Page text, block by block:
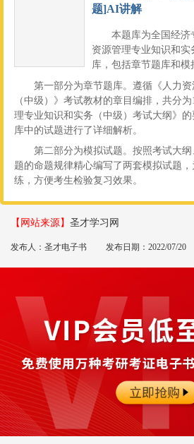
题]AI讲解
本题库为全国经济
资源管理专业知识和实
库，包括章节题库和模
第一部分为章节题库。遵循《人力
（中级）》考试教材的章目编排，共分
理专业知识和实务（中级）考试大纲》
库中的试题进行了详细解析。
第二部分为模拟试题。按照考试大
题的命题规律精心编写了两套模拟试题
练，方便考生检验复习效果。
【网站来源】 圣才学习网
发布人：圣才电子书 发布日期：2022/07/20